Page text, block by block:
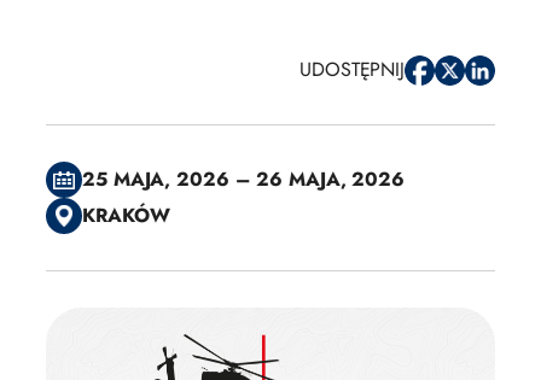
UDOSTĘPNIJ
25 MAJA, 2026 – 26 MAJA, 2026
KRAKÓW